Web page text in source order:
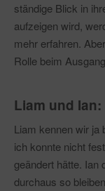
ständige Blick in
aufzeigen wird,
mehr erfahren.
Rolle beim
Liam und Ian:
Liam kennen wir ja
ich konnte nicht
geändert hätte. Ian
durchaus so